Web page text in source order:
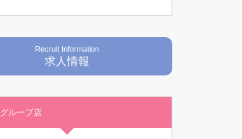
Recruit Information
求人情報
グループ店